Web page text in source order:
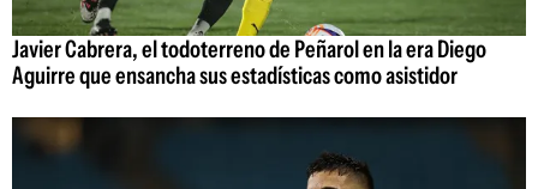
Javier Cabrera, el todoterreno de Peñarol en la era Diego
Aguirre que ensancha sus estadísticas como asistidor